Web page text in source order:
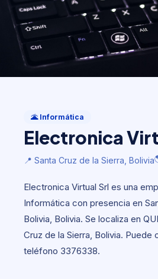
Electronica Virtual Srl
📍 Santa Cruz de la Sierra, Bolivia🌎
🌋 Informática
Electronica
📍 Santa Cruz de la Sierra, Bolivia
Electronica Virtual Srl es una
Informática con presencia en
Bolivia, Bolivia. Se localiza en
Cruz de la Sierra, Bolivia. Puede
teléfono 3376338.